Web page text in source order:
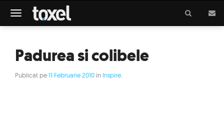
Meniu
Padurea si colibele
Publicat pe11 Februarie 2010 in Inspire